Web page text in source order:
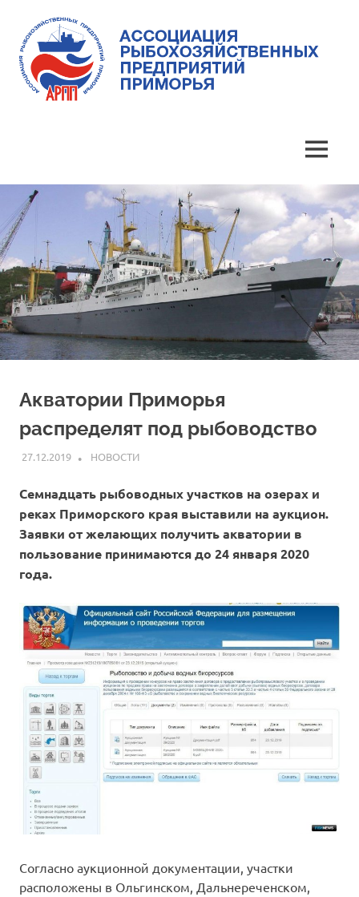
content
предприятий
Приморья
MENU
Акватории Приморья
распределят под рыбоводство
27.12.2019 ARPP
НОВОСТИ
Семнадцать рыбоводных участков на озерах и
реках Приморского края выставили на аукцион.
Заявки от желающих получить акватории в
пользование принимаются до 24 января 2020
года.
Согласно аукционной документации, участки
расположены в Ольгинском, Дальнереченском,